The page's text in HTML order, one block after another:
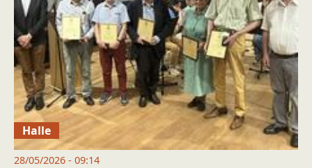
Halle
28/05/2026 - 09:14